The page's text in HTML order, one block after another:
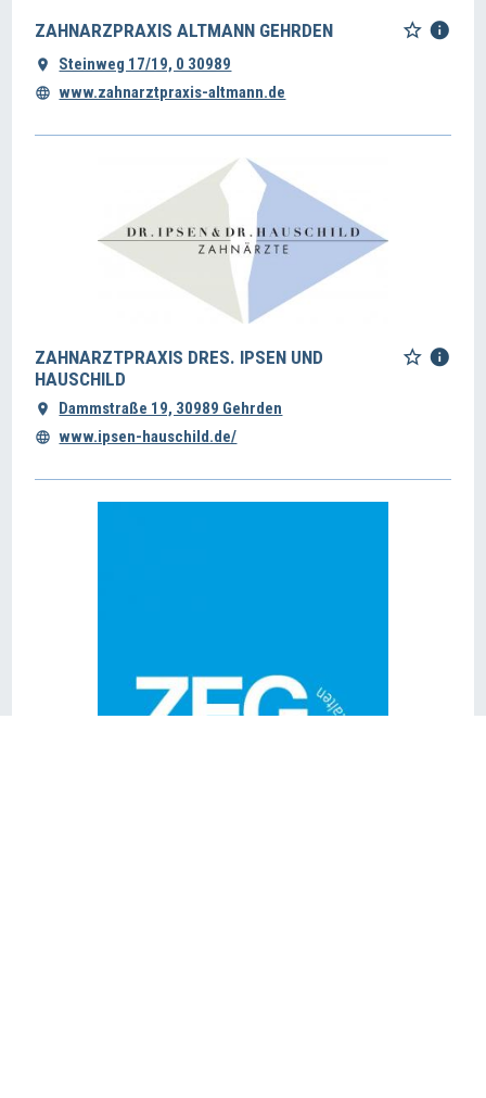
ZAHNARZPRAXIS ALTMANN GEHRDEN
Steinweg 17/19, 0 30989
www.zahnarztpraxis-altmann.de
ZAHNARZTPRAXIS DRES. IPSEN UND
HAUSCHILD
Dammstraße 19, 30989 Gehrden
www.ipsen-hauschild.de/